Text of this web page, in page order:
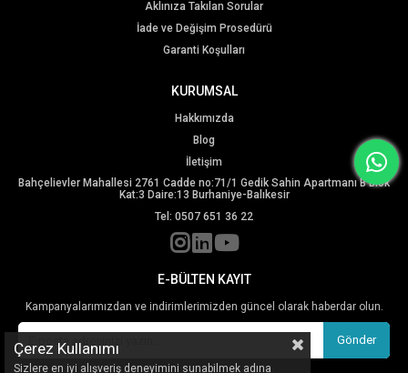
Aklınıza Takılan Sorular
İade ve Değişim Prosedürü
Garanti Koşulları
KURUMSAL
Hakkımızda
Blog
İletişim
Bahçelievler Mahallesi 2761 Cadde no:71/1 Gedik Sahin Apartmanı B Blok
Kat:3 Daire:13 Burhaniye-Balıkesir
Tel: 0507 651 36 22
E-BÜLTEN KAYIT
Kampanyalarımızdan ve indirimlerimizden güncel olarak haberdar olun.
Gönder
Çerez Kullanımı
Sizlere en iyi alışveriş deneyimini sunabilmek adına